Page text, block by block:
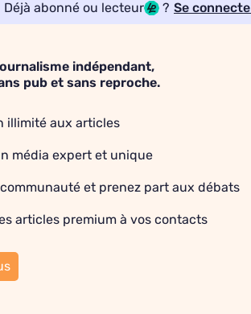
Déjà abonné ou lecteur ? Se
indépendant,
pub et sans reproche.
illimité aux articles
média expert et unique
et prenez part aux débats
articles premium à vos contacts